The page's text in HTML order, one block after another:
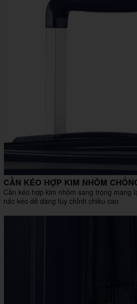
CẦN KÉO HỢP KIM NHÔM
Cần kéo hợp kim nhôm sang trọng mang
nấc kéo dễ dàng tùy chỉnh chiều cao